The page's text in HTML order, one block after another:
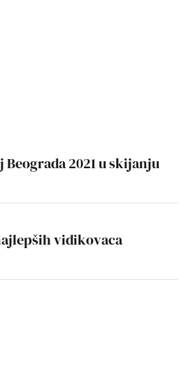
2021 u skijanju
vidikovaca